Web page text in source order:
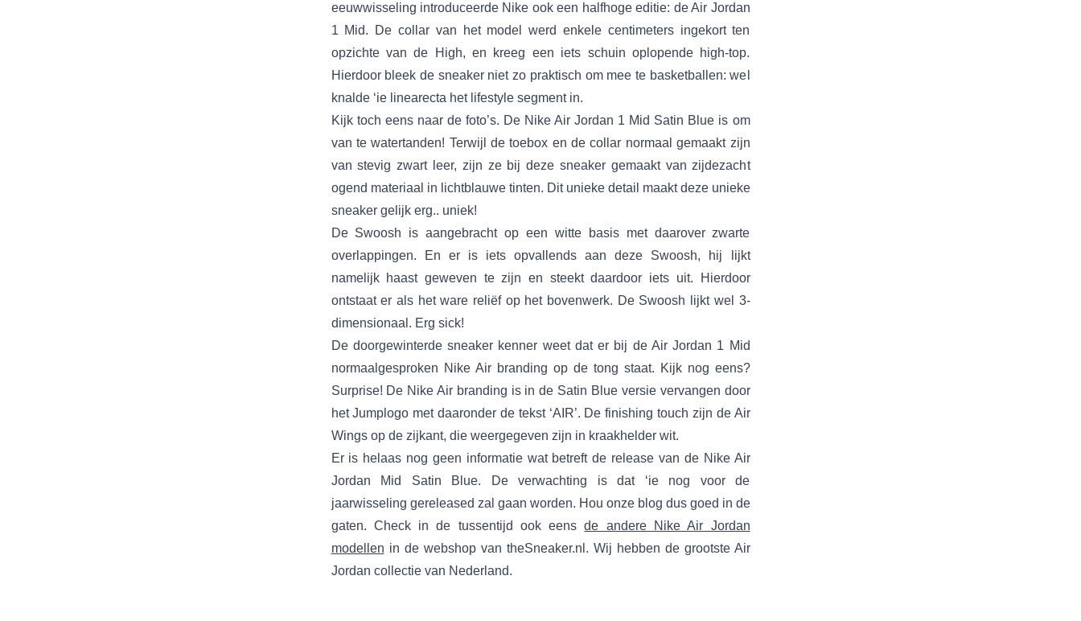
eeuwwisseling introduceerde Nike ook een halfhoge editie: de Air Jordan
1 Mid. De collar van het model werd enkele centimeters ingekort ten
opzichte van de High, en kreeg een iets schuin oplopende high-top.
Hierdoor bleek de sneaker niet zo praktisch om mee te basketballen: wel
knalde ‘ie linearecta het lifestyle segment in.
Kijk toch eens naar de foto’s. De Nike Air Jordan 1 Mid Satin Blue is om
van te watertanden! Terwijl de toebox en de collar normaal gemaakt zijn
van stevig zwart leer, zijn ze bij deze sneaker gemaakt van zijdezacht
ogend materiaal in lichtblauwe tinten. Dit unieke detail maakt deze unieke
sneaker gelijk erg.. uniek!
De Swoosh is aangebracht op een witte basis met daarover zwarte
overlappingen. En er is iets opvallends aan deze Swoosh, hij lijkt
namelijk haast geweven te zijn en steekt daardoor iets uit. Hierdoor
ontstaat er als het ware reliëf op het bovenwerk. De Swoosh lijkt wel 3-
dimensionaal. Erg sick!
De doorgewinterde sneaker kenner weet dat er bij de Air Jordan 1 Mid
normaalgesproken Nike Air branding op de tong staat. Kijk nog eens?
Surprise! De Nike Air branding is in de Satin Blue versie vervangen door
het Jumplogo met daaronder de tekst ‘AIR’. De finishing touch zijn de Air
Wings op de zijkant, die weergegeven zijn in kraakhelder wit.
Er is helaas nog geen informatie wat betreft de release van de Nike Air
Jordan Mid Satin Blue. De verwachting is dat ‘ie nog voor de
jaarwisseling gereleased zal gaan worden. Hou onze blog dus goed in de
gaten. Check in de tussentijd ook eensde andere Nike Air Jordan
modellen in de webshop van theSneaker.nl. Wij hebben de grootste Air
Jordan collectie van Nederland.